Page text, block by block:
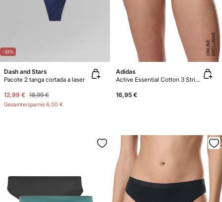
-32%
Dash and Stars
Pacote 2 tanga cortada a laser
12,99 € 18,99 €
Gesamtersparnis 6,00 €
E
X
C
L
U
SI
V
E
O
N
LI
N
E
Adidas
Active Essential Cotton 3 Stripes Panties
16,95 €